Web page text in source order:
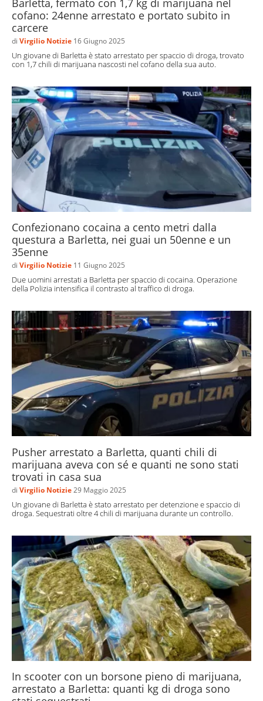
cofano: 24enne arrestato e portato subito in
carcere
di Virgilio Notizie 16 Giugno 2025
Un giovane di Barletta è stato arrestato per spaccio di droga, trovato
con 1,7 chili di marijuana nascosti nel cofano della sua auto.
Confezionano cocaina a cento metri dalla
questura a Barletta, nei guai un 50enne e un
35enne
di Virgilio Notizie 11 Giugno 2025
Due uomini arrestati a Barletta per spaccio di cocaina. Operazione
della Polizia intensifica il contrasto al traffico di droga.
Pusher arrestato a Barletta, quanti chili di
marijuana aveva con sé e quanti ne sono stati
trovati in casa sua
di Virgilio Notizie29 Maggio 2025
Un giovane di Barletta è stato arrestato per detenzione e spaccio di
droga. Sequestrati oltre 4 chili di marijuana durante un controllo.
In scooter con un borsone pieno di marijuana,
arrestato a Barletta: quanti kg di droga sono